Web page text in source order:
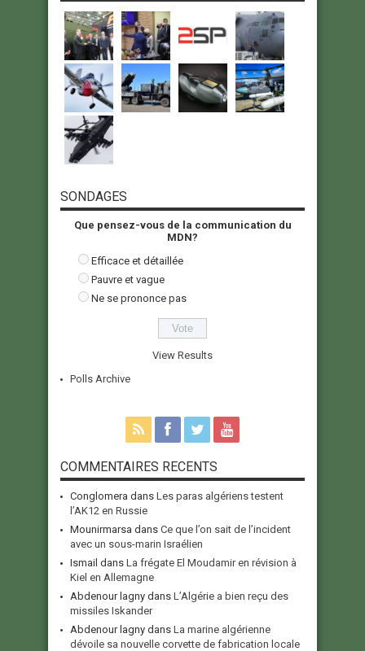
SONDAGES
Que pensez-vous de la communication du
MDN?
Efficace et détaillée
Pauvre et vague
Ne se prononce pas
View Results
Polls Archive
COMMENTAIRES RECENTS
Conglomera dans Les paras algériens testent
l’AK12 en Russie
Mounirmarsa dans Ce que l’on sait de l’incident
avec un sous-marin Israélien
Ismail dans La frégate El Moudamir en révision à
Kiel en Allemagne
Abdenour lagny dans L’Algérie a bien reçu des
missiles Iskander
Abdenour lagny dans La marine algérienne
dévoile sa nouvelle corvette de fabrication locale